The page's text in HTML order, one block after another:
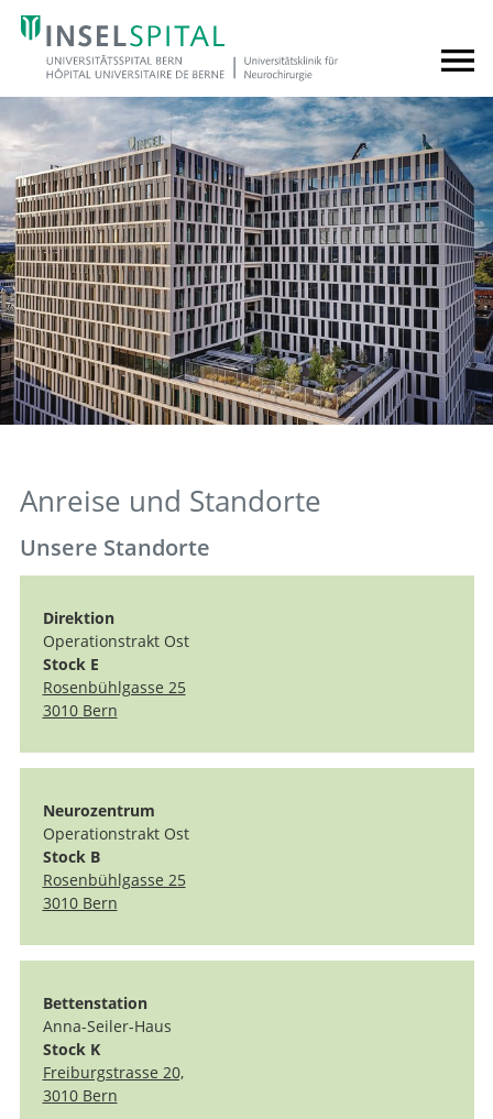
Anreise und Standorte
Unsere Standorte
Direktion
Operationstrakt Ost
Stock E
Rosenbühlgasse 25
3010 Bern
Neurozentrum
Operationstrakt Ost
Stock B
Rosenbühlgasse 25
3010 Bern
Bettenstation
Anna-Seiler-Haus
Stock K
Freiburgstrasse 20,
3010 Bern